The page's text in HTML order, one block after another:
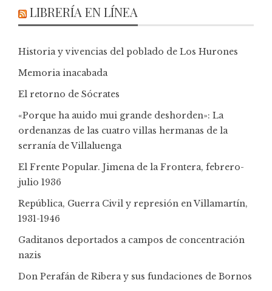
LIBRERÍA EN LÍNEA
Historia y vivencias del poblado de Los Hurones
Memoria inacabada
El retorno de Sócrates
«Porque ha auido mui grande deshorden»: La
ordenanzas de las cuatro villas hermanas de la
serranía de Villaluenga
El Frente Popular. Jimena de la Frontera, febrero-
julio 1936
República, Guerra Civil y represión en Villamartín,
1931-1946
Gaditanos deportados a campos de concentración
nazis
Don Perafán de Ribera y sus fundaciones de Bornos